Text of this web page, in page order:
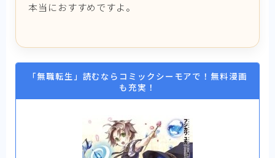
本当におすすめですよ。
「無職転生」読むならコミックシーモアで！無料漫画
も充実！